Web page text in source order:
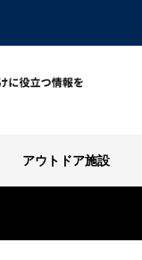
アウトドア施設